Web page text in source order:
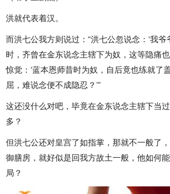
洪就代表着汉。
而洪七公我方则说过：“洪七公忽说念：‘我
时，齐曾在金东说念主辖下为奴，这等隐痛
惊觉：‘蓝本恩师昔时为奴，自后竟也练就了
屈，难说念便不成隐忍？’”
这还没什么对吧，毕竟在金东说念主辖下当
多？
但洪七公还对皇宫了如指掌，那就不一般了
御膳房，就好似是回我方故土一般，他如何
局？